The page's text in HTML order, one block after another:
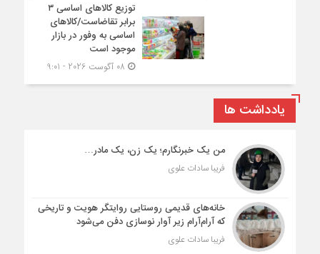
توزیع کالاهای اساسی ۳
برابر تقاضاست/کالاهای
اساسی به وفور در بازار
موجود است
یادداشت ها
من یک خبرنگارم؛ یک زن، یک مادر…
فریبا سادات علوی
خانه‌های قدیمی روستایی روایتگر هویت و تاریخی
که آرام‌آرام زیر آوار نوسازی دفن می‌شود
فریبا سادات علوی